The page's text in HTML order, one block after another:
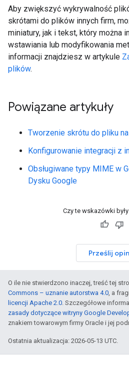
Aby zwiększyć wykrywalność
skrótami do plików innych firm,
miniatury, jak i tekst, który można
wstawiania lub modyfikowania
informacji znajdziesz w artykule
plików.
Powiązane artykuły
Tworzenie skrótu do pliku
Konfigurowanie integracji z
Obsługiwane typy MIME w
Dysku Google
Czy te wskazówki
Prześlij
O ile nie stwierdzono inaczej, treść tej
Commons – uznanie autorstwa 4.0, a
licencji Apache 2.0. Szczegółowe
zasady dotyczące witryny Google
znakiem towarowym firmy Oracle i jej
Ostatnia aktualizacja: 2026-05-13 UTC.